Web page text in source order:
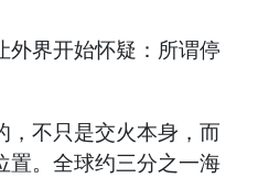
外界开始怀疑：所谓停
，不只是交火本身，而
置。全球约三分之一海